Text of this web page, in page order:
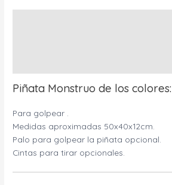
Piñata Monstruo de los colores:
Para golpear .
Medidas aproximadas 50x40x12cm.
Palo para golpear la piñata opcional.
Cintas para tirar opcionales.